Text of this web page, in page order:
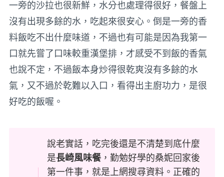
一旁的沙拉也很新鮮，水分也處理得很好，餐盤上
沒有出現多餘的水，吃起來很安心。倒是一旁的香
料飯吃不出什麼味道，不過也有可能是因為我第一
口就先嘗了口味較重漢堡排，才感受不到飯的香氣
也說不定，不過飯本身炒得很乾爽沒有多餘的水
氣，又不過於乾難以入口，看得出主廚功力，是很
好吃的飯喔。
說老實話，吃完後還是不清楚到底什麼
是長崎風味餐，勤勉好學的桑妮回家後
第一件事，就是上網搜尋資料。正確的